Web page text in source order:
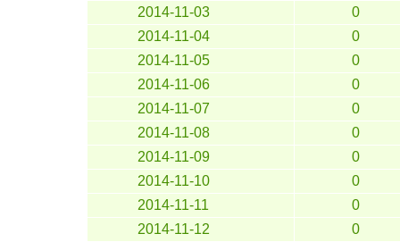
2014-11-03
0
2014-11-04
0
2014-11-05
0
2014-11-06
0
2014-11-07
0
2014-11-08
0
2014-11-09
0
2014-11-10
0
2014-11-11
0
2014-11-12
0